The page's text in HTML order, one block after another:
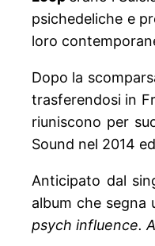
psichedeliche e
loro
Dopo la
trasferendosi in
riuniscono per
Sound nel 2014
Anticipato dal
album che segna
psych influence.